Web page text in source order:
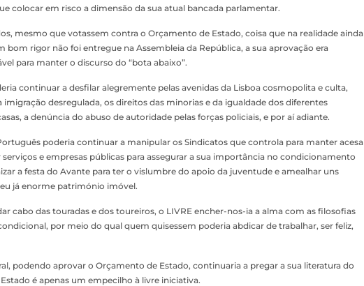
colocar em risco a dimensão da sua atual bancada parlamentar.
mesmo que votassem contra o Orçamento de Estado, coisa que na realidade ainda
bom rigor não foi entregue na Assembleia da República, a sua aprovação era
para manter o discurso do “bota abaixo”.
continuar a desfilar alegremente pelas avenidas da Lisboa cosmopolita e culta,
imigração desregulada, os direitos das minorias e da igualdade dos diferentes
a denúncia do abuso de autoridade pelas forças policiais, e por aí adiante.
poderia continuar a manipular os Sindicatos que controla para manter acesa
serviços e empresas públicas para assegurar a sua importância no condicionamento
a festa do Avante para ter o vislumbre do apoio da juventude e amealhar uns
já enorme património imóvel.
cabo das touradas e dos toureiros, o LIVRE encher-nos-ia a alma com as filosofias
por meio do qual quem quisessem poderia abdicar de trabalhar, ser feliz,
podendo aprovar o Orçamento de Estado, continuaria a pregar a sua literatura do
é apenas um empecilho à livre iniciativa.